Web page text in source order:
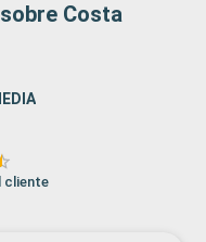
Costa
cliente